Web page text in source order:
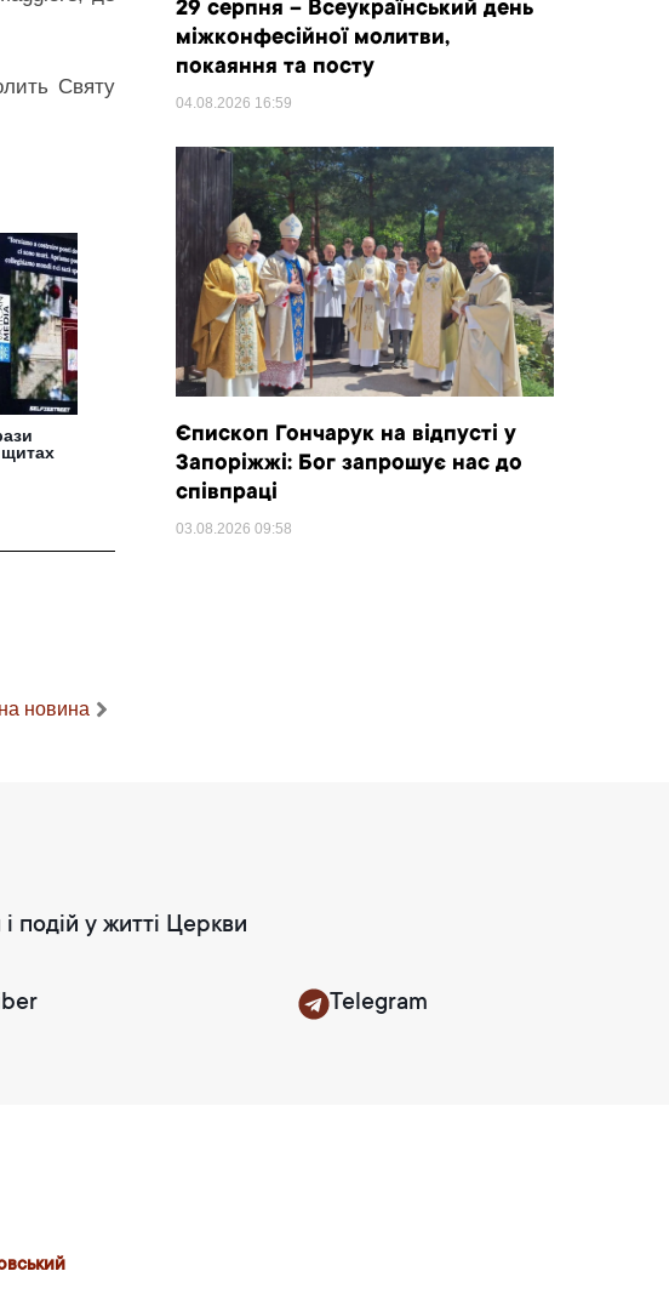
Святу
новина
29 серпня – Всеукраїнський день
міжконфесійної молитви,
покаяння та посту
04.08.2026 16:59
Єпископ Гончарук на відпусті у
Запоріжжі: Бог запрошує нас до
співпраці
03.08.2026 09:58
подій у житті Церкви
Telegram